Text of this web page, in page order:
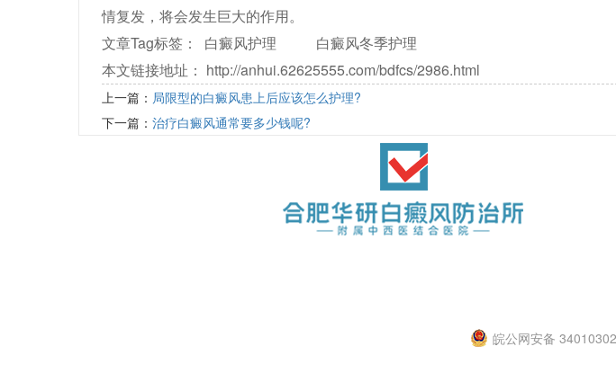
情复发，将会发生巨大的作用。
文章Tag标签：
白癜风护理
白癜风冬季护理
本文链接地址： http://anhui.62625555.com/bdfcs/2986.html
上一篇： 局限型的白癜风患上后应该怎么护理?
下一篇： 治疗白癜风通常要多少钱呢?
皖公网安备